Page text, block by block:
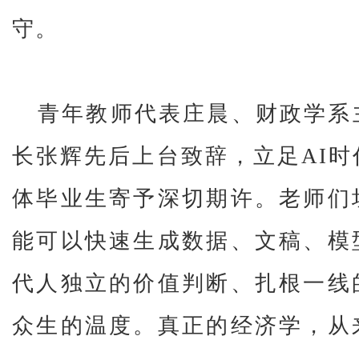
守。
青年教师代表庄晨、财政学
长张辉先后上台致辞，立足AI
体毕业生寄予深切期许。老师
能可以快速生成数据、文稿、
代人独立的价值判断、扎根一
众生的温度。真正的经济学，